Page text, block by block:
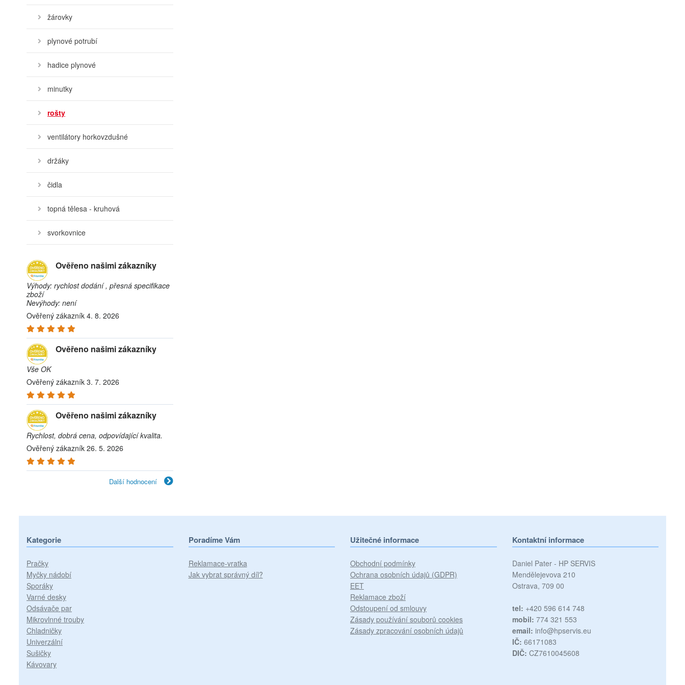
žárovky
plynové potrubí
hadice plynové
minutky
rošty
ventilátory horkovzdušné
držáky
čidla
topná tělesa - kruhová
svorkovnice
Ověřeno našimi zákazníky
Výhody: rychlost dodání , přesná specifikace
zboží
Nevýhody: není
Ověřený zákazník 4. 8. 2026
Ověřeno našimi zákazníky
Vše OK
Ověřený zákazník 3. 7. 2026
Ověřeno našimi zákazníky
Rychlost, dobrá cena, odpovídající kvalita.
Ověřený zákazník 26. 5. 2026
Další hodnocení
Kategorie
Pračky
Myčky nádobí
Sporáky
Varné desky
Odsávače par
Mikrovlnné trouby
Chladničky
Univerzální
Sušičky
Kávovary
Poradíme Vám
Reklamace-vratka
Jak vybrat správný díl?
Užitečné informace
Obchodní podmínky
Ochrana osobních údajů (GDPR)
EET
Reklamace zboží
Odstoupení od smlouvy
Zásady používání souborů cookies
Zásady zpracování osobních údajů
Kontaktní informace
Daniel Pater - HP SERVIS
Mendělejevova 210
Ostrava, 709 00
tel: +420 596 614 748
mobil: 774 321 553
email: info@hpservis.eu
IČ: 66171083
DIČ: CZ7610045608